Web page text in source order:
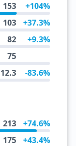
153 +104%
103 +37.3%
82 +9.3%
75
12.3 -83.6%
213 +74.6%
175 +43.4%